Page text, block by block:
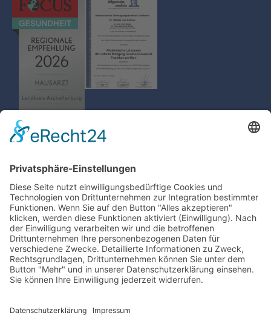
MVZ Goldbach
Dr. Mützel und Partner
Aschaffstr. 1
63773 Goldbach
06021 - 598030
post(at)mvz-
goldbach.de